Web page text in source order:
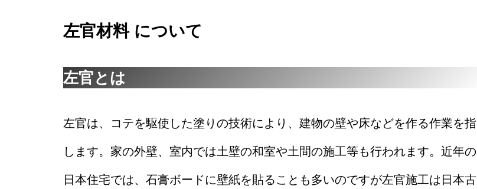
左官材料 について
左官とは
左官は、コテを駆使した塗りの技術により、建物の壁や床などを作る作業を指
します。家の外壁、室内では土壁の和室や土間の施工等も行われます。近年の
日本住宅では、石膏ボードに壁紙を貼ることも多いのですが左官施工は日本古